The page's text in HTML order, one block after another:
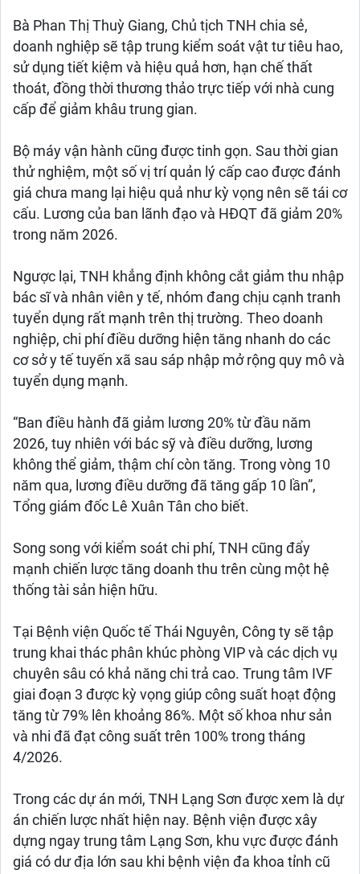
Bà Phan Thị Thuỳ Giang, Chủ tịch TNH chia sẻ,
doanh nghiệp sẽ tập trung kiểm soát vật tư tiêu hao,
sử dụng tiết kiệm và hiệu quả hơn, hạn chế thất
thoát, đồng thời thương thảo trực tiếp với nhà cung
cấp để giảm khâu trung gian.
Bộ máy vận hành cũng được tinh gọn. Sau thời gian
thử nghiệm, một số vị trí quản lý cấp cao được đánh
giá chưa mang lại hiệu quả như kỳ vọng nên sẽ tái cơ
cấu. Lương của ban lãnh đạo và HĐQT đã giảm 20%
trong năm 2026.
Ngược lại, TNH khẳng định không cắt giảm thu nhập
bác sĩ và nhân viên y tế, nhóm đang chịu cạnh tranh
tuyển dụng rất mạnh trên thị trường. Theo doanh
nghiệp, chi phí điều dưỡng hiện tăng nhanh do các
cơ sở y tế tuyến xã sau sáp nhập mở rộng quy mô và
tuyển dụng mạnh.
“Ban điều hành đã giảm lương 20% từ đầu năm
2026, tuy nhiên với bác sỹ và điều dưỡng, lương
không thể giảm, thậm chí còn tăng. Trong vòng 10
năm qua, lương điều dưỡng đã tăng gấp 10 lần”,
Tổng giám đốc Lê Xuân Tân cho biết.
Song song với kiểm soát chi phí, TNH cũng đẩy
mạnh chiến lược tăng doanh thu trên cùng một hệ
thống tài sản hiện hữu.
Tại Bệnh viện Quốc tế Thái Nguyên, Công ty sẽ tập
trung khai thác phân khúc phòng VIP và các dịch vụ
chuyên sâu có khả năng chi trả cao. Trung tâm IVF
giai đoạn 3 được kỳ vọng giúp công suất hoạt động
tăng từ 79% lên khoảng 86%. Một số khoa như sản
và nhi đã đạt công suất trên 100% trong tháng
4/2026.
Trong các dự án mới, TNH Lạng Sơn được xem là dự
án chiến lược nhất hiện nay. Bệnh viện được xây
dựng ngay trung tâm Lạng Sơn, khu vực được đánh
giá có dư địa lớn sau khi bệnh viện đa khoa tỉnh cũ